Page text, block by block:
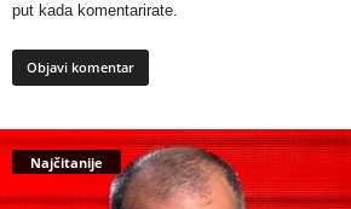
put kada komentarirate.
Najčitanije